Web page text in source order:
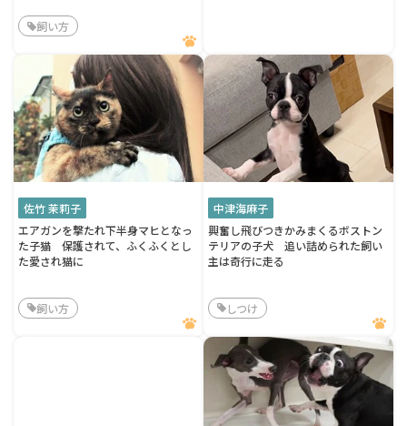
飼い方
佐竹 茉莉子
エアガンを撃たれ下半身マヒとなっ
た子猫 保護されて、ふくふくとし
た愛され猫に
飼い方
中津海麻子
興奮し飛びつきかみまくるボストン
テリアの子犬 追い詰められた飼い
主は奇行に走る
しつけ